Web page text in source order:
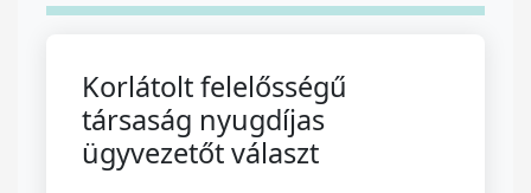
Korlátolt felelősségű
társaság nyugdíjas
ügyvezetőt választ